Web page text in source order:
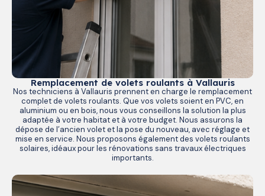
Remplacement de volets roulants à Vallauris
Nos techniciens à Vallauris prennent en charge le remplacement
complet de volets roulants. Que vos volets soient en PVC, en
aluminium ou en bois, nous vous conseillons la solution la plus
adaptée à votre habitat et à votre budget. Nous assurons la
dépose de l’ancien volet et la pose du nouveau, avec réglage et
mise en service. Nous proposons également des volets roulants
solaires, idéaux pour les rénovations sans travaux électriques
importants.